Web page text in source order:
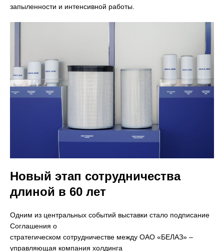
запыленности и интенсивной работы.
Новый этап сотрудничества
длиной в 60 лет
Одним из центральных событий выставки стало подписание
Соглашения о
стратегическом сотрудничестве между ОАО «БЕЛАЗ» –
управляющая компания холдинга